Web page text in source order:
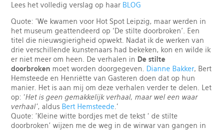
Lees het volledig verslag op haar BLOG
Quote: 'We kwamen voor Hot Spot Leipzig, maar werden in
het museum geattendeerd op ‘De stilte doorbroken’. Een
titel die nieuwsgierigheid opwekt. Nadat ik de werken van
drie verschillende kunstenaars had bekeken, kon en wilde ik
er niet meer om heen. De verhalen in De stilte
doorbroken moet worden doorgegeven. Dianne Bakker, Bert
Hemsteede en Henriëtte van Gasteren doen dat op hun
manier. Het is aan mij om deze verhalen verder te delen. Let
op: ‘Het is geen gemakkelijk verhaal, maar wel een waar
verhaal’, aldus Bert Hemsteede .'
Quote: 'Kleine witte bordjes met de tekst ‘ de stilte
doorbroken’ wijzen me de weg in de wirwar van gangen in